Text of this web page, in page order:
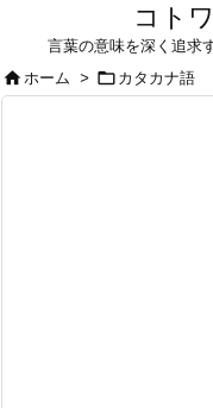
コト
言葉の意味を深く追求
ホーム >  カタカナ語